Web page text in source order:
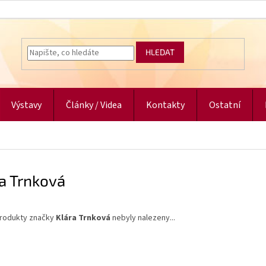
HLEDAT
Výstavy Články / Videa Kontakty Ostatní
Trnková
značky Klára Trnková nebyly nalezeny...